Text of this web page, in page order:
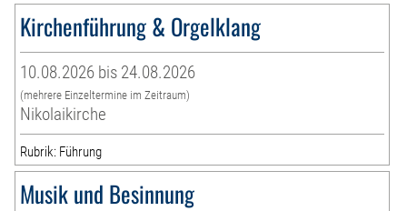
Kirchenführung & Orgelklang
10.08.2026 bis 24.08.2026
(mehrere Einzeltermine im Zeitraum)
Nikolaikirche
Rubrik: Führung
Musik und Besinnung